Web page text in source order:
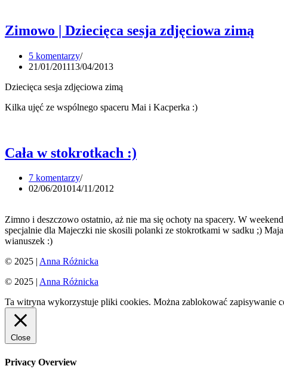
|
Sesja
plenerze
Zimowo | Dziecięca sesja zdjęciowa zimą
5 komentarzy
21/01/201113/04/2013
Dziecięca sesja zdjęciowa zimą
Kilka ujęć ze wspólnego spaceru Mai i Kacperka :)
Dziecięca
sesja
zimą
Cała w stokrotkach :)
7 komentarzy
02/06/201014/11/2012
Zimno i deszczowo ostatnio, aż nie ma się ochoty na spacery. W
specjalnie dla Majeczki nie skosili polanki ze stokrotkami w sadku ;)
wianuszek :)
Cała
stokrotkach
© 2025 | Anna Różnicka
© 2025 | Anna Różnicka
Ta witryna wykorzystuje pliki cookies. Można zablokować zapisywanie
Close
Privacy Overview